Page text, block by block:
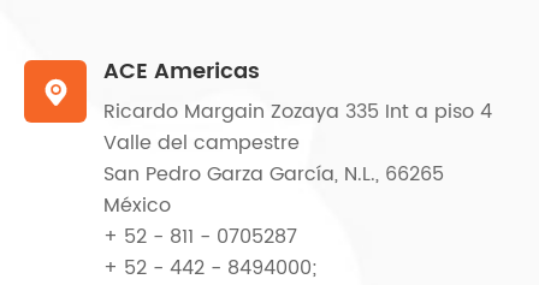

ACE Americas
Ricardo Margain Zozaya 335 Int a piso 4
Valle del campestre
San Pedro Garza García, N.L., 66265
México
+ 52 - 811 - 0705287
+ 52 - 442 - 8494000;